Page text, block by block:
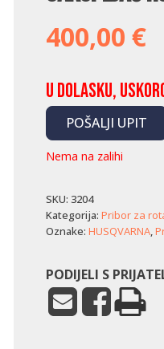
400,00 €
U dolasku,
POŠALJI UPIT
Nema na zalihi
SKU: 3204
Kategorija: Pribor za
Oznake: HUSQVARNA,
PODIJELI S